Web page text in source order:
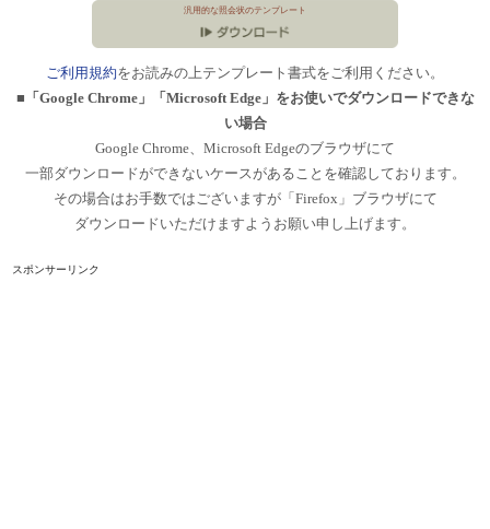
汎用的な照会状のテンプレート
ご利用規約をお読みの上テンプレート書式をご利用ください。
■「Google Chrome」「Microsoft Edge」をお使いでダウンロードできな
い場合
Google Chrome、Microsoft Edgeのブラウザにて
一部ダウンロードができないケースがあることを確認しております。
その場合はお手数ではございますが「Firefox」ブラウザにて
ダウンロードいただけますようお願い申し上げます。
スポンサーリンク